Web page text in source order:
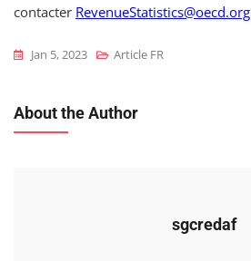
contacter RevenueStatistics@oecd.org
Jan 5, 2023 Article FR
About the Author
sgcredaf